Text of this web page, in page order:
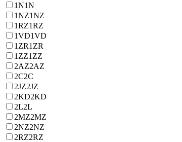
1N1N
1NZ1NZ
1RZ1RZ
1VD1VD
1ZR1ZR
1ZZ1ZZ
2AZ2AZ
2C2C
2JZ2JZ
2KD2KD
2L2L
2MZ2MZ
2NZ2NZ
2RZ2RZ